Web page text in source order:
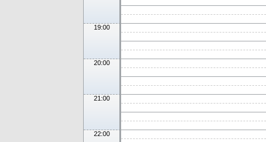
19:00
20:00
21:00
22:00